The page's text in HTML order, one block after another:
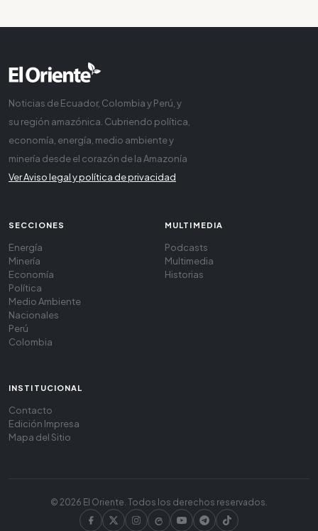
Noticias de Ecuador, Colombia y Perú, y
su región amazónica. Cubriendo política,
economía, energía, medio ambiente y
minería desde el corazón de la Amazonía
Ver Aviso legal y política de privacidad
SECCIONES
Energía
Minería
Economía
Política
Medio Ambiente
Nacionales
Perú
Colombia
MULTIMEDIA
Podcasts
Multimedia
Historias
INSTITUCIONAL
Contacto
Edición Impresa
Mapa del Sitio
© 2026 El Oriente. Todos los derechos reservados.